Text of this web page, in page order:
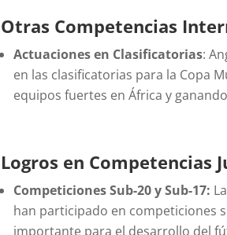
Otras Competencias
Actuaciones en Clasificatorias:
en las clasificatorias para la Copa
equipos fuertes en África y
Logros en Competencias
Competiciones Sub-20 y Sub-17:
han participado en competiciones
importante para el desarrollo del